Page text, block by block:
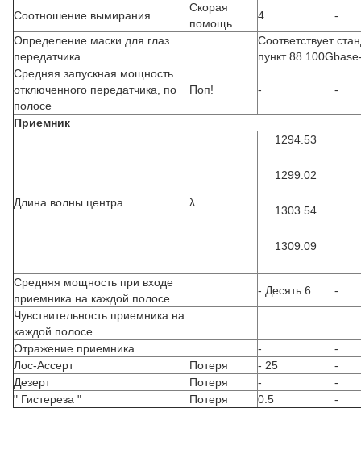
Соотношение вымирания
Скорая
помощь
4
-
Определение маски для глаз
передатчика
Соответствует
пункт 88
Средняя запускная мощность
отключенного передатчика, по
полосе
Поп! - -
Приемник
Длина волны центра λ
1294.53
1299.02
1303.54
1309.09
Средняя мощность при входе
приемника на каждой полосе
- Десять.6
-
Чувствительность приемника на
каждой полосе
Отражение приемника
-
-
Лос-Ассерт
Потеря - 25
-
Дезерт
Потеря -
-
" Гистереза "
Потеря 0.5 -